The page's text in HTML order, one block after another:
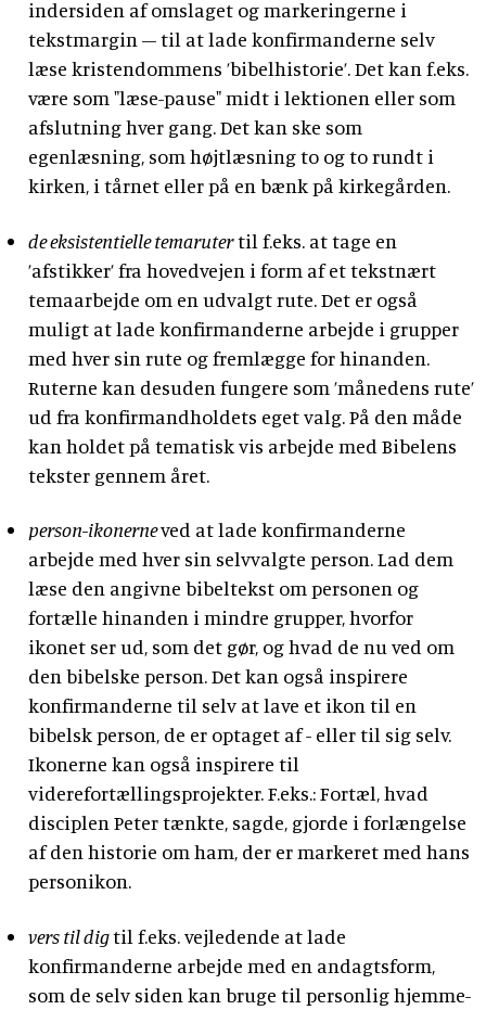
indersiden af omslaget og markeringerne i
tekstmargin – til at lade konfirmanderne selv
læse kristendommens ’bibelhistorie’. Det kan f.eks.
være som "læse-pause" midt i lektionen eller som
afslutning hver gang. Det kan ske som
egenlæsning, som højtlæsning to og to rundt i
kirken, i tårnet eller på en bænk på kirkegården.
de eksistentielle temarutertil f.eks. at tage en
’afstikker’ fra hovedvejen i form af et tekstnært
temaarbejde om en udvalgt rute. Det er også
muligt at lade konfirmanderne arbejde i grupper
med hver sin rute og fremlægge for hinanden.
Ruterne kan desuden fungere som ’månedens rute’
ud fra konfirmandholdets eget valg. På den måde
kan holdet på tematisk vis arbejde med Bibelens
tekster gennem året.
person-ikonerneved at lade konfirmanderne
arbejde med hver sin selvvalgte person. Lad dem
læse den angivne bibeltekst om personen og
fortælle hinanden i mindre grupper, hvorfor
ikonet ser ud, som det gør, og hvad de nu ved om
den bibelske person. Det kan også inspirere
konfirmanderne til selv at lave et ikon til en
bibelsk person, de er optaget af - eller til sig selv.
Ikonerne kan også inspirere til
viderefortællingsprojekter. F.eks.: Fortæl, hvad
disciplen Peter tænkte, sagde, gjorde i forlængelse
af den historie om ham, der er markeret med hans
personikon.
vers til digtil f.eks. vejledende at lade
konfirmanderne arbejde med en andagtsform,
som de selv siden kan bruge til personlig hjemme-